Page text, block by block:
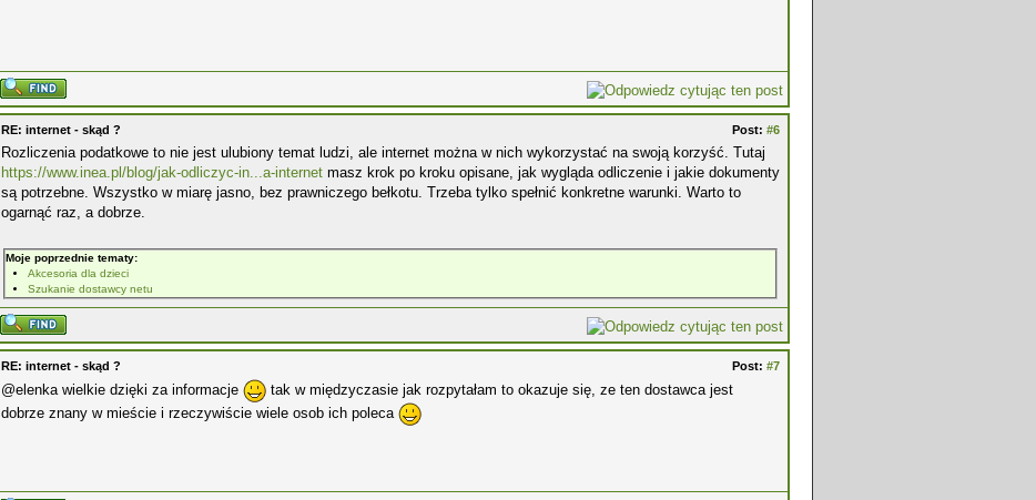
Post: #6
RE: internet - skąd ?
Rozliczenia podatkowe to nie jest ulubiony temat ludzi, ale internet można w nich wykorzystać na swoją korzyść. Tutaj
https://www.inea.pl/blog/jak-odliczyc-in...a-internet masz krok po kroku opisane, jak wygląda odliczenie i jakie dokumenty
są potrzebne. Wszystko w miarę jasno, bez prawniczego bełkotu. Trzeba tylko spełnić konkretne warunki. Warto to
ogarnąć raz, a dobrze.
Moje poprzednie tematy:
Akcesoria dla dzieci
Szukanie dostawcy netu
Post: #7
RE: internet - skąd ?
@elenka wielkie dzięki za informacje
tak w międzyczasie jak rozpytałam to okazuje się, ze ten dostawca jest
dobrze znany w mieście i rzeczywiście wiele osob ich poleca